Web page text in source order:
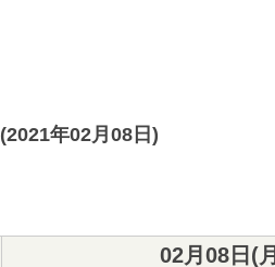
(2021年02月08日)
02月08日(月